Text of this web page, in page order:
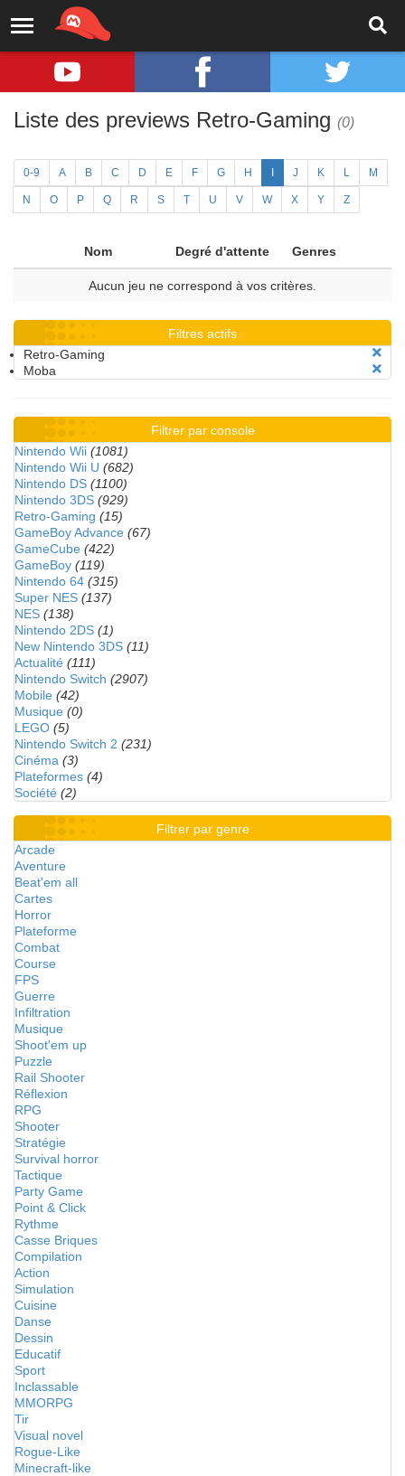
Liste des previews Retro-Gaming (0)
0-9 A B C D E F G H J K L M
N O P Q R S T U V W X Y Z
Nom Degré d'attente Genres
Aucun jeu ne correspond à vos critères.
Filtres actifs
Retro-Gaming
Moba
Filtrer par console
Nintendo Wii (1081)
Nintendo Wii U (682)
Nintendo DS (1100)
Nintendo 3DS (929)
Retro-Gaming (15)
GameBoy Advance (67)
GameCube (422)
GameBoy (119)
Nintendo 64 (315)
Super NES (137)
NES (138)
Nintendo 2DS (1)
New Nintendo 3DS (11)
Actualité (111)
Nintendo Switch (2907)
Mobile (42)
Musique (0)
LEGO (5)
Nintendo Switch 2 (231)
Cinéma (3)
Plateformes (4)
Société (2)
Filtrer par genre
Arcade
Aventure
Beat'em all
Cartes
Horror
Plateforme
Combat
Course
FPS
Guerre
Infiltration
Musique
Shoot'em up
Puzzle
Rail Shooter
Réflexion
RPG
Shooter
Stratégie
Survival horror
Tactique
Party Game
Point & Click
Rythme
Casse Briques
Compilation
Action
Simulation
Cuisine
Danse
Dessin
Educatif
Sport
Inclassable
MMORPG
Tir
Visual novel
Rogue-Like
Minecraft-like